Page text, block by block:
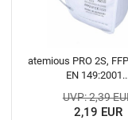
atemious PRO 2S,
EN
UVP: 2,39
2,19 EUR